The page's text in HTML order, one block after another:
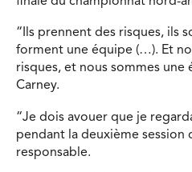
“Ils prennent des risques, ils
forment une équipe (…). Et
risques, et nous sommes une
Carney.
“Je dois avouer que je
pendant la deuxième session
responsable.